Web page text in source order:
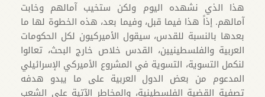
هذا الذي نشهده اليوم ولكن ستخيب آمالهم وخابت
آمالهم. إذاً هذا فيما قبل، وفيما بعد، هذه الخطوة لها ما
بعدها بالنسبة للقدس، سيقول الأميركيون لكل الحكومات
العربية والفلسطينيين، القدس خلاص خارج البحث، تعالوا
لنكمل التسوية، التسوية في المشروع الأميركي الإسرائيلي
المدعوم من بعض الدول العربية على ما يبدو هدفه
تصفية القضية الفلسطينية، والمخاطر الآتية على الشعب